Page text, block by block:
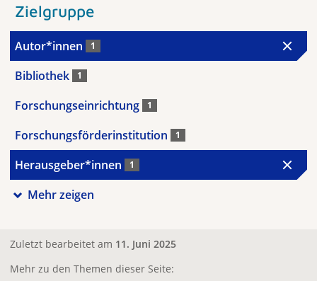
Zielgruppe
Autor*innen 1
Bibliothek 1
Forschungseinrichtung 1
Forschungsförderinstitution 1
Herausgeber*innen 1
Mehr zeigen
Zuletzt bearbeitet am 11. Juni 2025
Mehr zu den Themen dieser Seite: